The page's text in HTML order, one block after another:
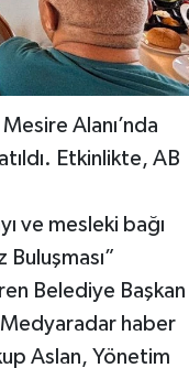
Alanı’nda
Etkinlikte, AB
ve mesleki bağı
Belediye Başkan
Medyaradar haber
Aslan, Yönetim